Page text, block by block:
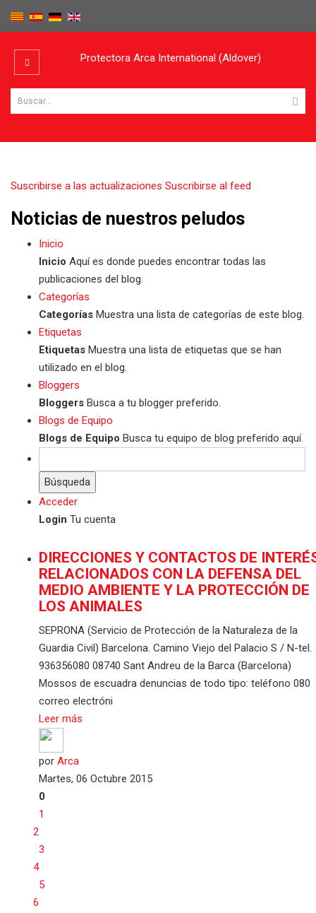
Protectora Arca International (Aldover)
Suscribirse a las actualizaciones Suscribirse al feed
Noticias de nuestros peludos
Inicio
Inicio Aquí es donde puedes encontrar todas las
publicaciones del blog.
Categorías
Categorías Muestra una lista de categorías de este blog.
Etiquetas
Etiquetas Muestra una lista de etiquetas que se han
utilizado en el blog.
Bloggers
Bloggers Busca a tu blogger preferido.
Blogs de Equipo
Blogs de Equipo Busca tu equipo de blog preferido aquí.
Búsqueda
Acceder
Login Tu cuenta
DIRECCIONES Y CONTACTOS DE
RELACIONADOS CON LA DEFENSA DEL
MEDIO AMBIENTE Y LA PROTECCIÓN DE
LOS ANIMALES
SEPRONA (Servicio de Protección de la Naturaleza de la
Guardia Civil) Barcelona. Camino Viejo del Palacio S / N-tel.
936356080 08740 Sant Andreu de la Barca (Barcelona)
Mossos de escuadra denuncias de todo tipo: teléfono 080
correo electróni
Leer más
por Arca
Martes, 06 Octubre 2015
0
1
2
3
4
5
6